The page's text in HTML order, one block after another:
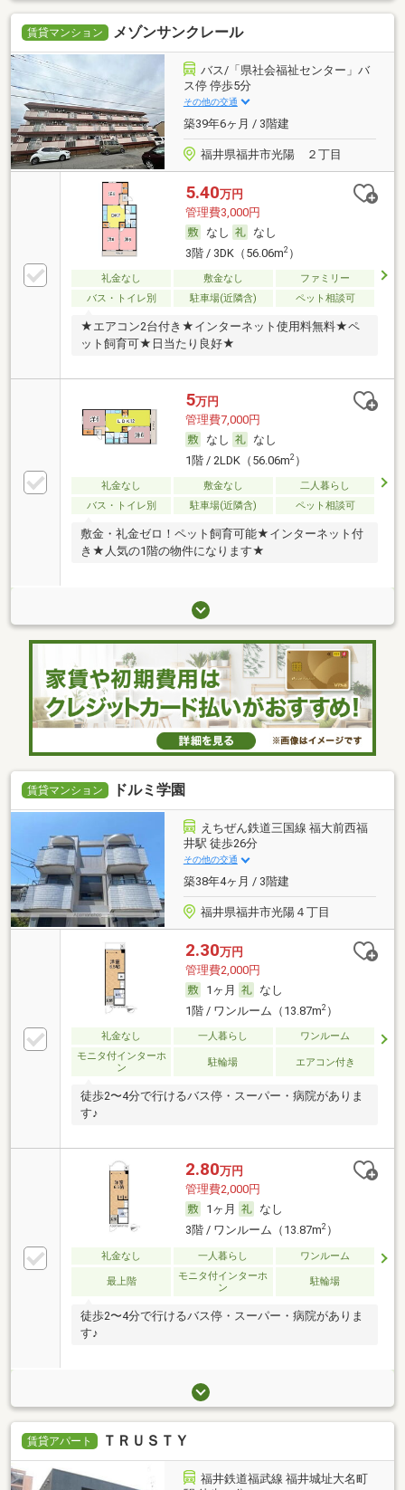
賃貸マンション メゾンサンクレール
バス/「県社会福祉センター」バ
ス停 停歩5分
その他の交通
築39年6ヶ月 / 3階建
福井県福井市光陽 ２丁目
5.40万円
管理費3,000円
なし
なし
3階 / 3DK（56.06m2）
礼金なし 敷金なし
ファミリー
バス・トイレ別
駐車場(近隣含) ペット相談可
★エアコン2台付き★インターネット使用料無料★ペ
ット飼育可★日当たり良好★
5万円
管理費7,000円
なし
なし
1階 / 2LDK（56.06m2）
礼金なし 敷金なし
二人暮らし
バス・トイレ別
駐車場(近隣含) ペット相談可
敷金・礼金ゼロ！ペット飼育可能★インターネット付
き★人気の1階の物件になります★
賃貸マンション ドルミ学園
えちぜん鉄道三国線 福大前西福
井駅 徒歩26分
その他の交通
築38年4ヶ月 / 3階建
福井県福井市光陽４丁目
2.30万円
管理費2,000円
1ヶ月
なし
1階 / ワンルーム（13.87m2）
礼金なし 一人暮らし
ワンルーム
モニタ付インターホ
ン
駐輪場 エアコン付き
徒歩2〜4分で行けるバス停・スーパー・病院がありま
す♪
2.80万円
管理費2,000円
1ヶ月
なし
3階 / ワンルーム（13.87m2）
礼金なし 一人暮らし ワンルーム
最上階
モニタ付インターホ
ン
駐輪場
徒歩2〜4分で行けるバス停・スーパー・病院がありま
す♪
賃貸アパート ＴＲＵＳＴＹ
福井鉄道福武線 福井城址大名町